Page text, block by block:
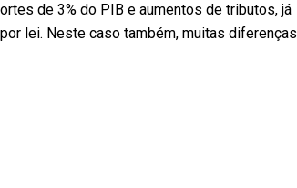
de 3% do PIB e aumentos de tributos, já
lei. Neste caso também, muitas diferenças